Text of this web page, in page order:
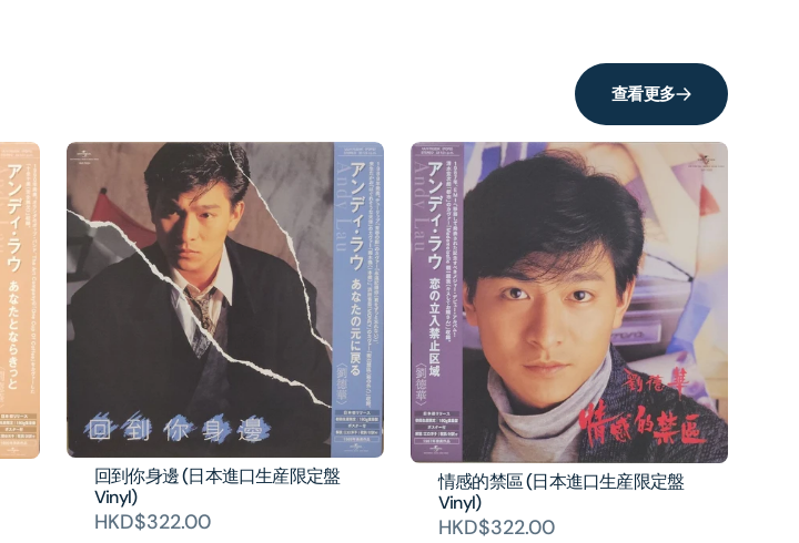
查看更多
回到你身邊 (日本進口生産限定盤
Vinyl)
HKD$322.00
情感的禁區 (日本進口生産限定盤
Vinyl)
HKD$322.00